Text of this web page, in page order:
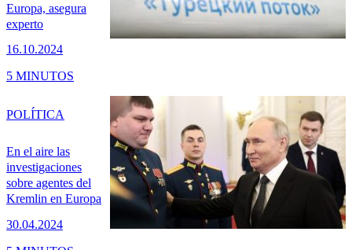
Europa, asegura
experto
16.10.2024
5 MINUTOS
En el aire las
investigaciones
sobre agentes del
Kremlin en Europa
30.04.2024
POLÍTICA